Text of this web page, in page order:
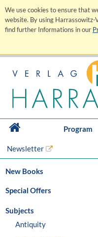
We use cookies to ensure that
website. By using Harrassowitz-
find further Informations in our
Program
Newsletter
New Books
Special Offers
Subjects
Antiquity